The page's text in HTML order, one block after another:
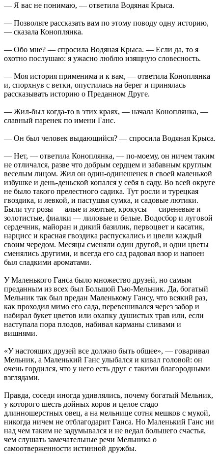
— Я вас не понимаю, — ответила Водяная Крыса.
— Позвольте рассказать вам по этому поводу одну историю,
— сказала Коноплянка.
— Обо мне? — спросила Водяная Крыса. — Если да, то я
охотно послушаю: я ужасно люблю изящную словесность.
— Моя история применима и к вам, — ответила Коноплянка
и, спорхнув с ветки, опустилась на берег и принялась
рассказывать историю о Преданном Друге.
— Жил-был когда-то в этих краях, — начала Коноплянка, —
славный паренек по имени Ганс.
— Он был человек выдающийся? — спросила Водяная Крыса.
— Нет, — ответила Коноплянка, — по-моему, он ничем таким
не отличался, разве что добрым сердцем и забавным круглым
веселым лицом. Жил он один-одинешенек в своей маленькой
избушке и день-деньской копался у себя в саду. Во всей округе
не было такого прелестного садика. Тут росли и турецкая
гвоздика, и левкой, и пастушья сумка, и садовые лютики.
Были тут розы — алые и желтые, крокусы — сиреневые и
золотистые, фиалки — лиловые и белые. Водосбор и луговой
сердечник, майоран и дикий базилик, первоцвет и касатик,
нарцисс и красная гвоздика распускались и цвели каждый
своим чередом. Месяцы сменяли один другой, и одни цветы
сменялись другими, и всегда его сад радовал взор и напоен
был сладкими ароматами.
У Маленького Ганса было множество друзей, но самым
преданным из всех был Большой Гью-Мельник. Да, богатый
Мельник так был предан Маленькому Гансу, что всякий раз,
как проходил мимо его сада, перевешивался через забор и
набирал букет цветов или охапку душистых трав или, если
наступала пора плодов, набивал карманы сливами и
вишнями.
«У настоящих друзей все должно быть общее», — говаривал
Мельник, а Маленький Ганс улыбался и кивал головой: он
очень гордился, что у него есть друг с такими благородными
взглядами.
Правда, соседи иногда удивлялись, почему богатый Мельник,
у которого шесть дойных коров и целое стадо
длинношерстных овец, а на мельнице сотня мешков с мукой,
никогда ничем не отблагодарит Ганса. Но Маленький Ганс ни
над чем таким не задумывался и не ведал большего счастья,
чем слушать замечательные речи Мельника о
самоотверженности истинной дружбы.